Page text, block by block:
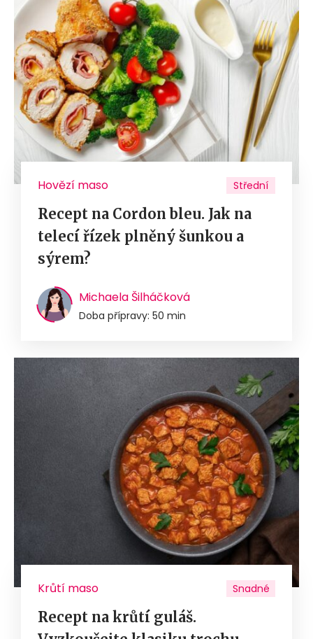
Hovězí maso Střední
Recept na Cordon bleu. Jak na
telecí řízek plněný šunkou a
sýrem?
Michaela Šilháčková
Doba přípravy: 50 min
Krůtí maso Snadné
Recept na krůtí guláš.